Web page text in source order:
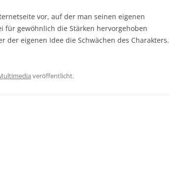
vor, auf der man seinen eigenen
gewöhnlich die Stärken hervorgehoben
eigenen Idee die Schwächen des Charakters.
veröffentlicht.